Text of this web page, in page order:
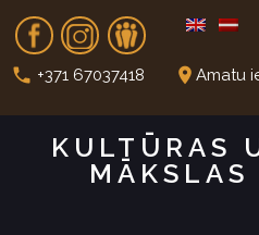
t
Fb In Dr
call +371 67037418 place Amatu
KULTŪRAS
MĀKSLAS